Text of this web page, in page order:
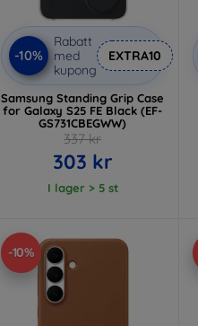
-10%
Rabatt
med
kupong
EXTRA10
Samsung Standing Grip Case
for Galaxy S25 FE Black (EF-
GS731CBEGWW)
337 kr
303 kr
I lager > 5 st
-10%